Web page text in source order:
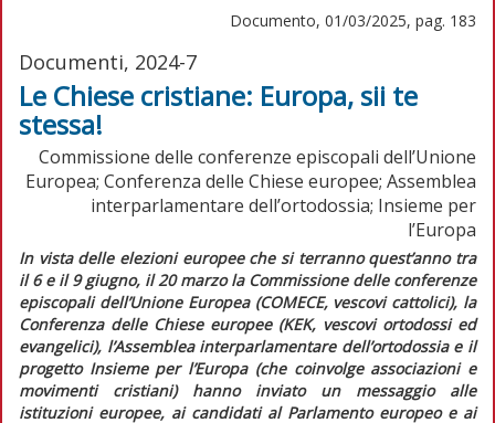
Documento, 01/03/2025, pag. 183
Documenti, 2024-7
Le Chiese cristiane: Europa, sii te
stessa!
Commissione delle conferenze episcopali dell’Unione
Europea; Conferenza delle Chiese europee; Assemblea
interparlamentare dell’ortodossia; Insieme per
l’Europa
In vista delle elezioni europee che si terranno quest’anno tra
il 6 e il 9 giugno, il 20 marzo la Commissione delle conferenze
episcopali dell’Unione Europea (COMECE, vescovi cattolici), la
Conferenza delle Chiese europee (KEK, vescovi ortodossi ed
evangelici), l’Assemblea interparlamentare dell’ortodossia e il
progetto Insieme per l’Europa (che coinvolge associazioni e
movimenti cristiani) hanno inviato un messaggio alle
istituzioni europee, ai candidati al Parlamento europeo e ai